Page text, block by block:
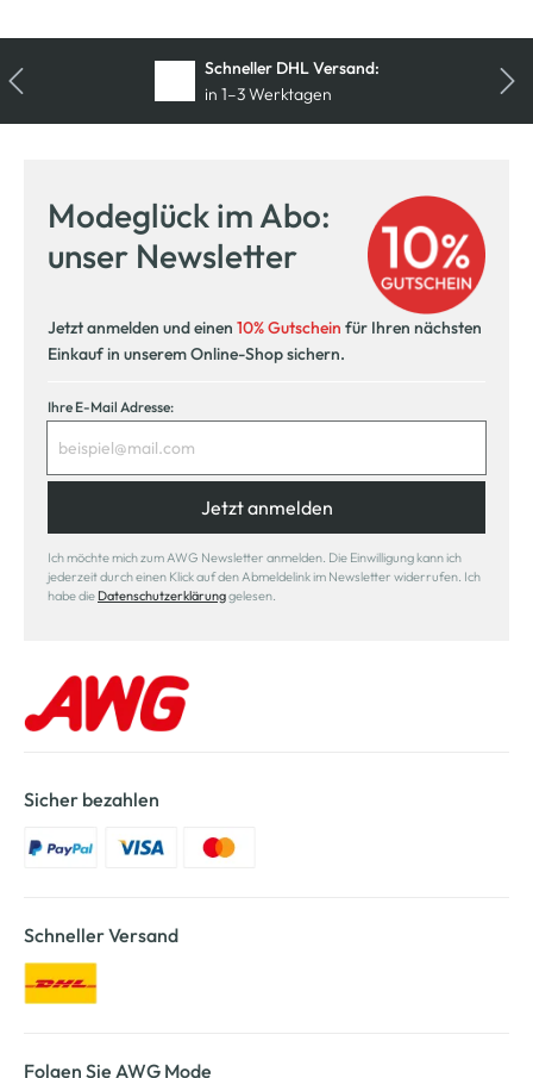
Schneller DHL Versand:
in 1–3 Werktagen
Kostenlose Filiallieferung
in Ihre Wunschfiliale
Modeglück im Abo:
unser Newsletter
Jetzt anmelden und einen 10% Gutschein für Ihren nächsten
Einkauf in unserem Online-Shop sichern.
Ihre E-Mail Adresse:
Jetzt anmelden
Ich möchte mich zum AWG Newsletter anmelden. Die Einwilligung kann ich
jederzeit durch einen Klick auf den Abmeldelink im Newsletter widerrufen. Ich
habe die Datenschutzerklärunggelesen.
Sicher bezahlen
Schneller Versand
Folgen Sie AWG Mode